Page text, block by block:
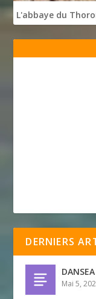
L'abbaye du
DERNIERS
DANSEA
Mai 5,